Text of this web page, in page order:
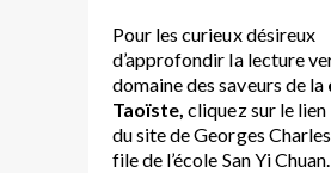
Pour les curieux désireux
d’approfondir la lecture
domaine des saveurs de la
Taoïste,cliquez sur le
du site de Georges
file de l’école San Yi Chuan.